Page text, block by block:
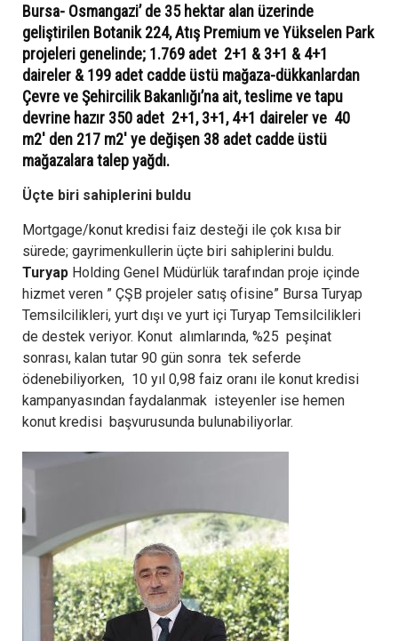
Bursa- Osmangazi’ de 35 hektar alan üzerinde
geliştirilen Botanik 224, Atış Premium ve Yükselen Park
projeleri genelinde; 1.769 adet 2+1 & 3+1 & 4+1
daireler & 199 adet cadde üstü mağaza-dükkanlardan
Çevre ve Şehircilik Bakanlığı’na ait, teslime ve tapu
devrine hazır 350 adet 2+1, 3+1, 4+1 daireler ve 40
m2′ den 217 m2′ ye değişen 38 adet cadde üstü
mağazalara talep yağdı.
Üçte biri sahiplerini buldu
Mortgage/konut kredisi faiz desteği ile çok kısa bir
sürede; gayrimenkullerin üçte biri sahiplerini buldu.
Turyap Holding Genel Müdürlük tarafından proje içinde
hizmet veren ” ÇŞB projeler satış ofisine” Bursa Turyap
Temsilcilikleri, yurt dışı ve yurt içi Turyap Temsilcilikleri
de destek veriyor. Konut alımlarında, %25 peşinat
sonrası, kalan tutar 90 gün sonra tek seferde
ödenebiliyorken, 10 yıl 0,98 faiz oranı ile konut kredisi
kampanyasından faydalanmak isteyenler ise hemen
konut kredisi başvurusunda bulunabiliyorlar.